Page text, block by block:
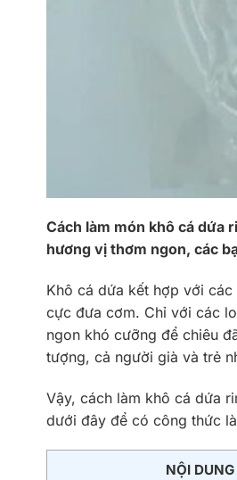
Cách làm món khô cá dứa
hương vị thơm ngon, các
Khô cá dứa kết hợp với
cực đưa cơm. Chỉ với các
ngon khó cưỡng để chiêu
tượng, cả người già và trẻ
Vậy, cách làm khô cá dứa
dưới đây để có công thức
NỘI